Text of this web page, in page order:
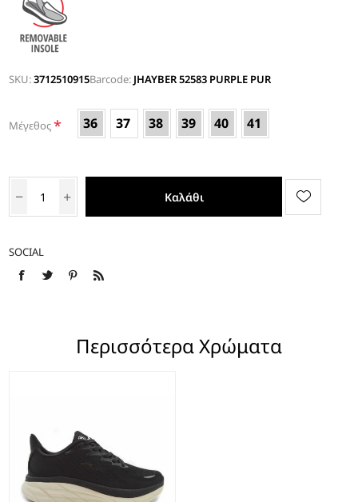
SKU:3712510915Barcode: JHAYBER 52583 PURPLE PUR
Μέγεθος* 36 37 38 39 40 41
Καλάθι
SOCIAL
Περισσότερα Χρώματα